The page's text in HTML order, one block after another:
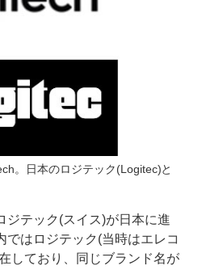
。日本のロジテック(Logitec)と
ジテック(スイス)が日本に進
ではロジテック(当時はエレコ
しており、同じブランド名が